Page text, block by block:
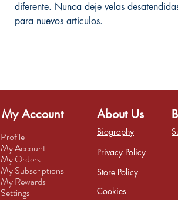
diferente. Nunca deje velas
para nuevos artículos.
My Account
Profile
My Account
My Orders
My Subscriptions
My Rewards
Settings
About Us
Biography
Privacy Policy
Store Policy
Cookies